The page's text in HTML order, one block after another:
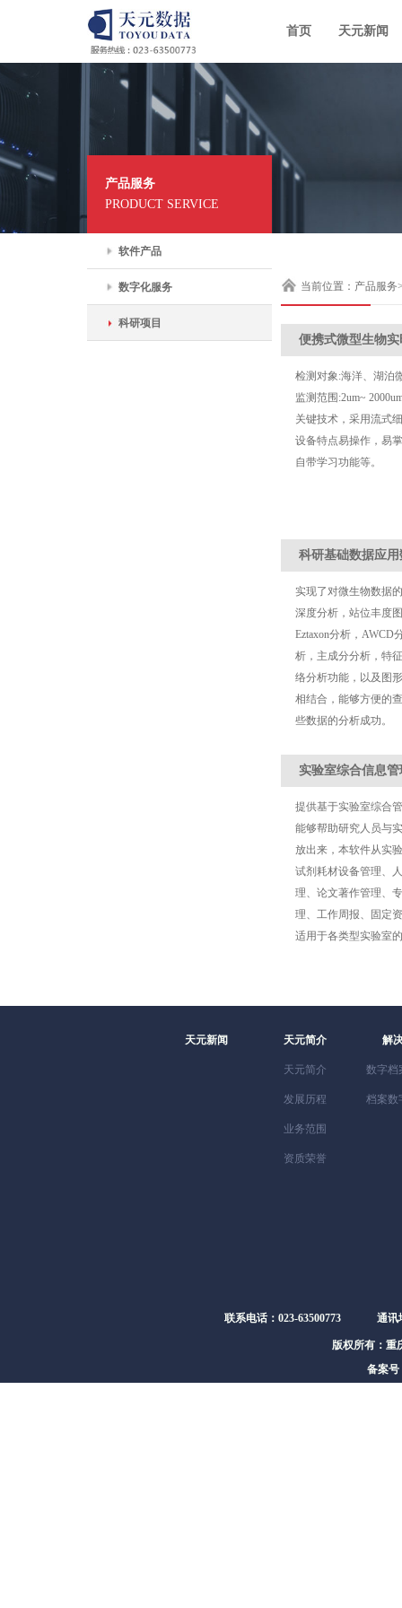
首页 天元新闻
产品服务
PRODUCT SERVICE
软件产品
数字化服务
科研项目
当前位置：产品服务
便携式微型生物
检测对象:海洋、湖泊
监测范围:2um~
关键技术，采用流式
设备特点易操作，易
自带学习功能等。
科研基础数据应
实现了对微生物数据
深度分析，站位丰度
Eztaxon分析，AWCD
析，主成分分析，特
络分析功能，以及图
相结合，能够方便的
些数据的分析成功。
实验室综合信息
提供基于实验室综合
能够帮助研究人员与
放出来，本软件从实
试剂耗材设备管理、
理、论文著作管理、
理、工作周报、固定
适用于各类型实验室
天元新闻 天元简介
天元简介
发展历程
业务范围
资质荣誉
解
数字档
档案数
联系电话：023-63500773 通讯
版权所有：重
备案号